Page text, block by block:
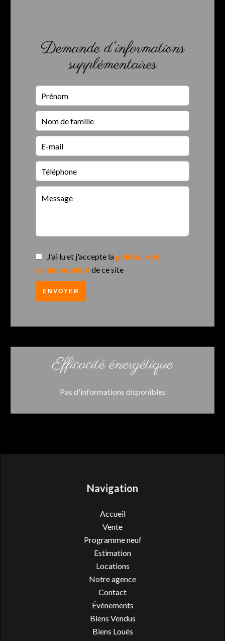
Demande d'informations
supplémentaires
J’ai lu et j'accepte la politique de
confidentialitéde ce site
ENVOYER
Efficacité énergétique
Pas d'informations disponibles
Navigation
Accueil
Vente
Programme neuf
Estimation
Locations
Notre agence
Contact
Évènements
Biens Vendus
Biens Loués